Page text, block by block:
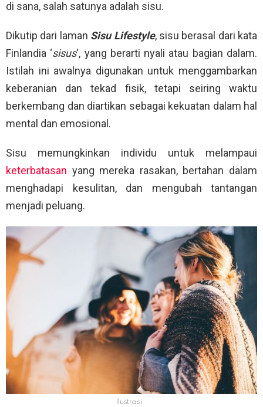
di sana, salah satunya adalah sisu.
Dikutip dari laman Sisu Lifestyle, sisu berasal dari kata
Finlandia ‘sisus‘, yang berarti nyali atau bagian dalam.
Istilah ini awalnya digunakan untuk menggambarkan
keberanian dan tekad fisik, tetapi seiring waktu
berkembang dan diartikan sebagai kekuatan dalam hal
mental dan emosional.
Sisu memungkinkan individu untuk melampaui
keterbatasan yang mereka rasakan, bertahan dalam
menghadapi kesulitan, dan mengubah tantangan
menjadi peluang.
Ilustrasi